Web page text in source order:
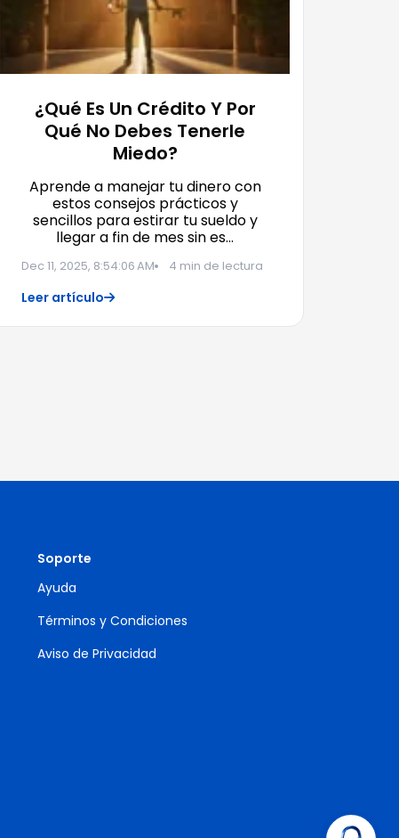
¿Qué Es Un Crédito Y Por
Qué No Debes Tenerle
Miedo?
Aprende a manejar tu dinero con
estos consejos prácticos y
sencillos para estirar tu sueldo y
llegar a fin de mes sin es…
Dec 11, 2025, 8:54:06 AM 4 min de lectura
Leer artículo
Soporte
Ayuda
Términos y Condiciones
Aviso de Privacidad